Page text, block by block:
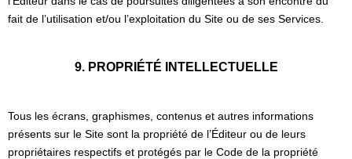
fait de l’utilisation et/ou l’exploitation du Site ou de ses Services.
9. PROPRIÉTÉ INTELLECTUELLE
Tous les écrans, graphismes, contenus et autres informations
présents sur le Site sont la propriété de l’Éditeur ou de leurs
propriétaires respectifs et protégés par le Code de la propriété